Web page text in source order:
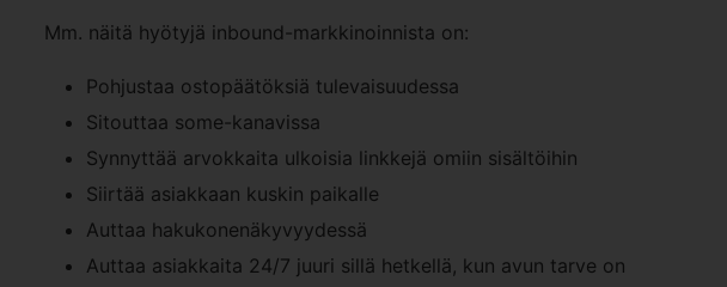
Mm. näitä hyötyjä inbound-markkinoinnista on:
Pohjustaa ostopäätöksiä tulevaisuudessa
Sitouttaa some-kanavissa
Synnyttää arvokkaita ulkoisia linkkejä omiin sisältöihin
Siirtää asiakkaan kuskin paikalle
Auttaa hakukonenäkyvyydessä
Auttaa asiakkaita 24/7 juuri sillä hetkellä, kun avun tarve on